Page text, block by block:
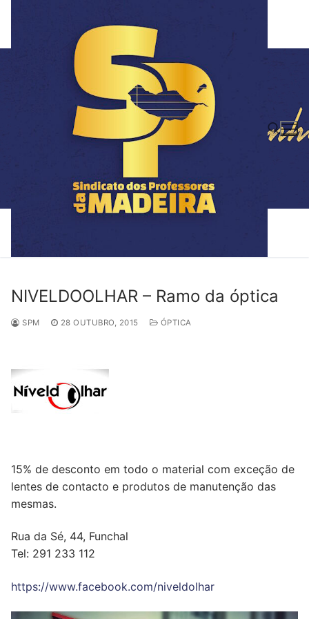
Pesquisar por:
NIVELDOOLHAR – Ramo da óptica
SPM 28 OUTUBRO, 2015 ÓPTICA
15% de desconto em todo o material com exceção de
lentes de contacto e produtos de manutenção das
mesmas.
Rua da Sé, 44, Funchal
Tel: 291 233 112
https://www.facebook.com/niveldolhar